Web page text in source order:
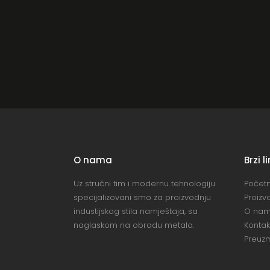
O nama
Uz stručni tim i modernu tehnologiju
specijalizovani smo za proizvodnju
industijskog stila namještaja, sa
naglaskom na obradu metala.
Brzi
O